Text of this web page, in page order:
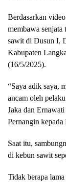
Berdasarkan
membawa
sawit di Dusun I,
Kabupaten
(16/5/2025).
“Saya adik saya,
ancam oleh
Jaka dan
Pernangin kepada
Saat itu,
di kebun sawit
Tidak berapa